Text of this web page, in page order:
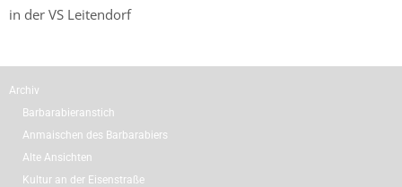
Veranstaltungen
in der VS Leitendorf
Archiv
Barbarabieranstich
Anmaischen des Barbarabiers
Alte Ansichten
Kultur an der Eisenstraße